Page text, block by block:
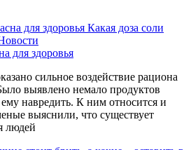
Какая доза соли
для здоровья
сильное воздействие рациона
выявлено немало продуктов
навредить. К ним относится и
выяснили, что существует
людей